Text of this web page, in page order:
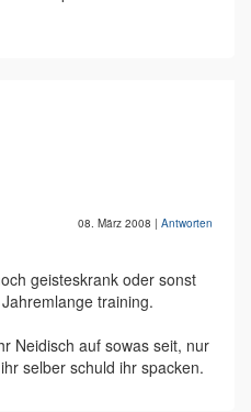
08. März 2008 | Antworten
geisteskrank oder sonst
training.
Neidisch auf sowas seit, nur
selber schuld ihr spacken.